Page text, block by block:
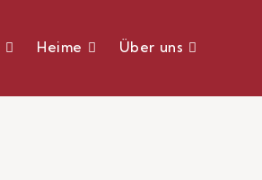
Heime Über uns